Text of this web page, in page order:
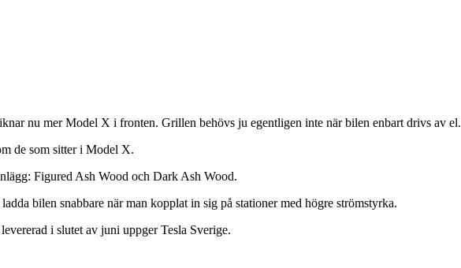
nu mer Model X i fronten. Grillen behövs ju egentligen inte när bilen enbart drivs av el.
de som sitter i Model X.
Figured Ash Wood och Dark Ash Wood.
bilen snabbare när man kopplat in sig på stationer med högre strömstyrka.
i slutet av juni uppger Tesla Sverige.